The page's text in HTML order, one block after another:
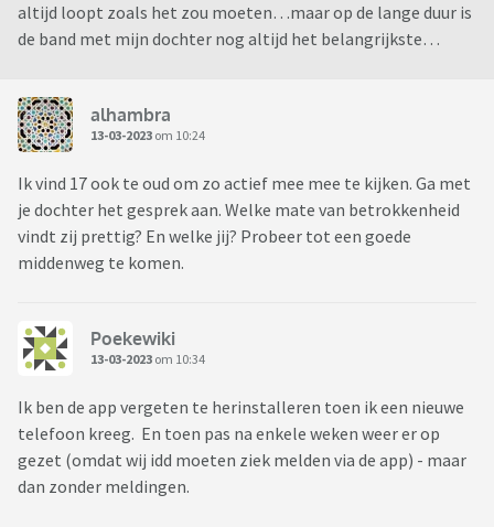
altijd loopt zoals het zou moeten…maar op de lange duur is
de band met mijn dochter nog altijd het belangrijkste…
alhambra
13-03-2023 om 10:24
Ik vind 17 ook te oud om zo actief mee mee te kijken. Ga met
je dochter het gesprek aan. Welke mate van betrokkenheid
vindt zij prettig? En welke jij? Probeer tot een goede
middenweg te komen.
Poekewiki
13-03-2023 om 10:34
Ik ben de app vergeten te herinstalleren toen ik een nieuwe
telefoon kreeg. En toen pas na enkele weken weer er op
gezet (omdat wij idd moeten ziek melden via de app) - maar
dan zonder meldingen.